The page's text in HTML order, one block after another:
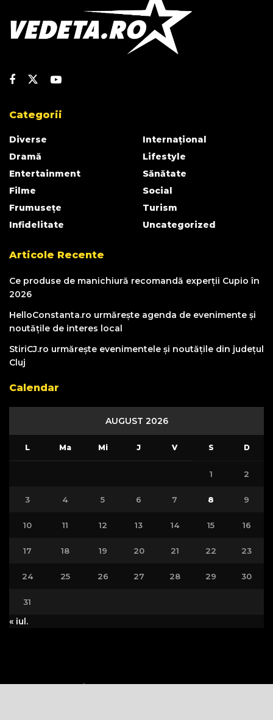
Categorii
Diverse
Dramă
Entertainment
Filme
Frumusețe
Infidelitate
Internațional
Lifestyle
Sănătate
Social
Turism
Uncategorized
Articole Recente
Ce produse de manichiură recomandă experții Cupio în
2026
HelloConstanta.ro urmărește agenda de evenimente și
noutățile de interes local
StiriCJ.ro urmărește evenimentele și noutățile din județul
Cluj
Calendar
AUGUST 2026
L Ma Mi J V S D
1 2
3 4 5 6 7 8 9
10 11 12 13 14 15 16
17 18 19 20 21 22 23
24 25 26 27 28 29 30
31
« iul.